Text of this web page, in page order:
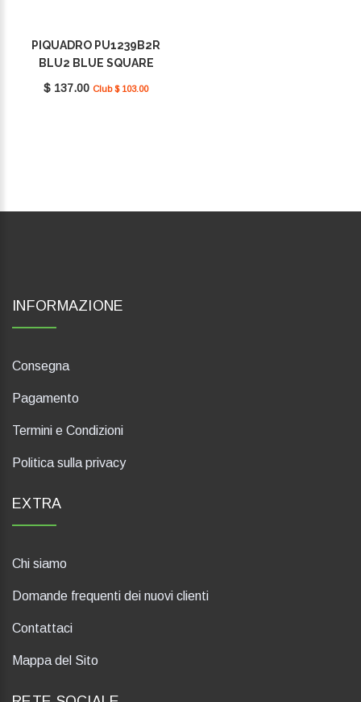
PIQUADRO PU1239B2R
BLU2 BLUE SQUARE
$ 137.00 Club $ 103.00
INFORMAZIONE
Consegna
Pagamento
Termini e Condizioni
Politica sulla privacy
EXTRA
Chi siamo
Domande frequenti dei nuovi clienti
Contattaci
Mappa del Sito